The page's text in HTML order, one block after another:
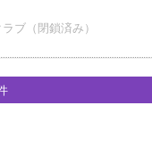
ブ（閉鎖済み）